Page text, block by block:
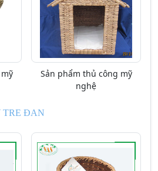
Sản phẩm thủ công mỹ
nghệ
TRE ĐAN